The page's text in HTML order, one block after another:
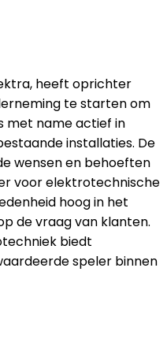
heeft oprichter
te starten om
met name actief in
installaties. De
wensen en behoeften
voor elektrotechnische
hoog in het
de vraag van klanten.
biedt
speler binnen